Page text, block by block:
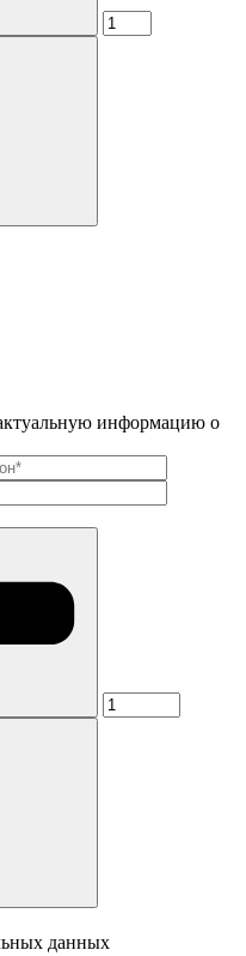
информацию о
данных